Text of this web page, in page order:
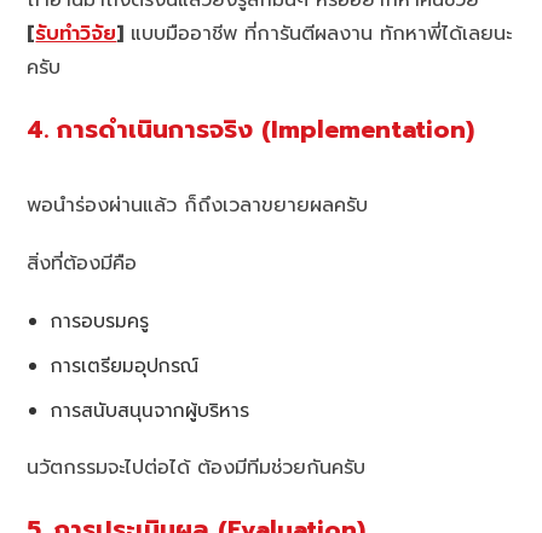
[รับทำวิจัย] แบบมืออาชีพ ที่การันตีผลงาน ทักหาพี่ได้เลยนะ
ครับ
4. การดำเนินการจริง (Implementation)
พอนำร่องผ่านแล้ว ก็ถึงเวลาขยายผลครับ
สิ่งที่ต้องมีคือ
การอบรมครู
การเตรียมอุปกรณ์
การสนับสนุนจากผู้บริหาร
นวัตกรรมจะไปต่อได้ ต้องมีทีมช่วยกันครับ